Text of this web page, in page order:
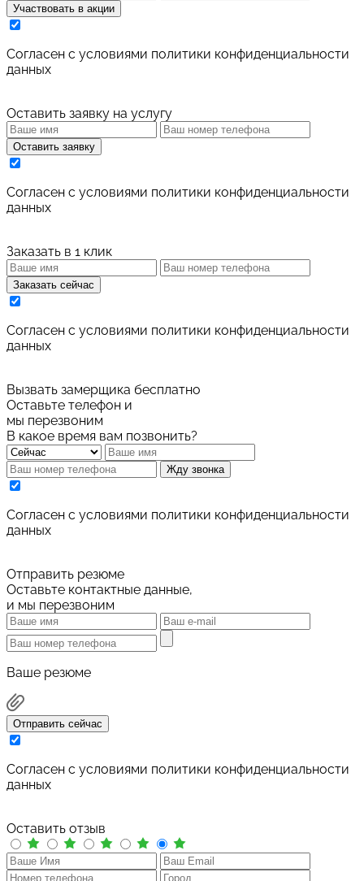
Участвовать в акции
Cогласен с условиями политики конфиденциальности
данных
Оставить заявку на услугу
Оставить заявку
Cогласен с условиями политики конфиденциальности
данных
Заказать в 1 клик
Заказать сейчас
Cогласен с условиями политики конфиденциальности
данных
Вызвать замерщика бесплатно
Оставьте телефон и
мы перезвоним
В какое время вам позвонить?
Жду звонка
Cогласен с условиями политики конфиденциальности
данных
Отправить резюме
Оставьте контактные данные,
и мы перезвоним
Ваше резюме
Отправить сейчас
Cогласен с условиями политики конфиденциальности
данных
Оставить отзыв